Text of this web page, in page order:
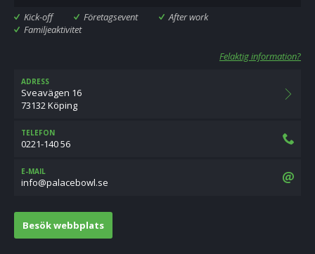
Kick-off Företagsevent
After work
Familjeaktivitet
Felaktig information?
ADRESS
Sveavägen 16
73132 Köping
TELEFON
0221-140 56
E-MAIL
es.lwobecalap@ofni
Besök webbplats